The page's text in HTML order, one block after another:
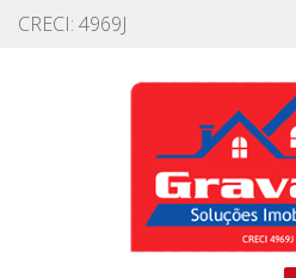
CRECI: 4969J